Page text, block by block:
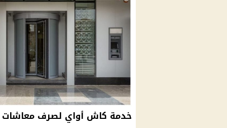
خدمة كاش أواي لصرف معاشات